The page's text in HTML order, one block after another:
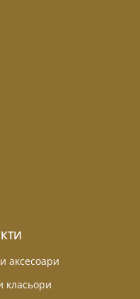
аксесоари
класьори